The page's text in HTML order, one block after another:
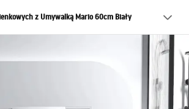
z Umywalką Mario 60cm Biały